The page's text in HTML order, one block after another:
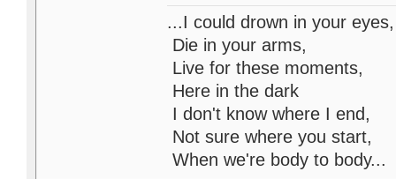
...I could drown in your eyes,
Die in your arms,
Live for these moments,
Here in the dark
I don't know where I end,
Not sure where you start,
When we're body to body...